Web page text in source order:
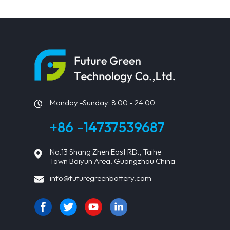
Monday -Sunday: 8:00 - 24:00
+86 -14737539687
No.13 Shang Zhen East RD., Taihe
Town Baiyun Area, Guangzhou China
info@futuregreenbattery.com